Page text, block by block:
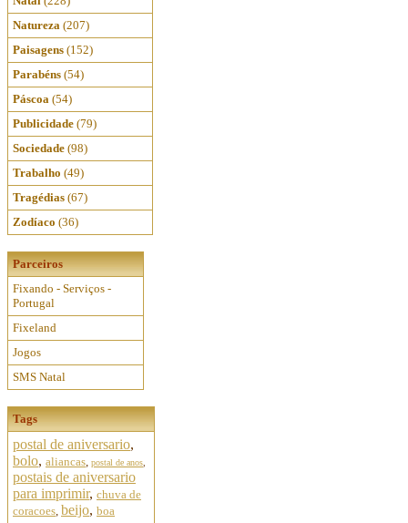
Natureza (207)
Paisagens (152)
Parabéns (54)
Páscoa (54)
Publicidade (79)
Sociedade (98)
Trabalho (49)
Tragédias (67)
Zodíaco (36)
Parceiros
Fixando - Serviços -
Portugal
Fixeland
Jogos
SMS Natal
Tags
postal de aniversario,
bolo, aliancas, postal de anos
postais de aniversario
para imprimir, chuva de
coracoes, beijo, boa